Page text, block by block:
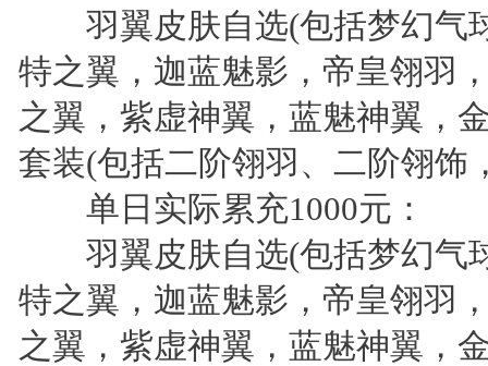
羽翼皮肤自选(包括梦幻气
特之翼，迦蓝魅影，帝皇翎羽
之翼，紫虚神翼，蓝魅神翼，
套装(包括二阶翎羽、二阶翎
单日实际累充1000元：
羽翼皮肤自选(包括梦幻气
特之翼，迦蓝魅影，帝皇翎羽
之翼，紫虚神翼，蓝魅神翼，